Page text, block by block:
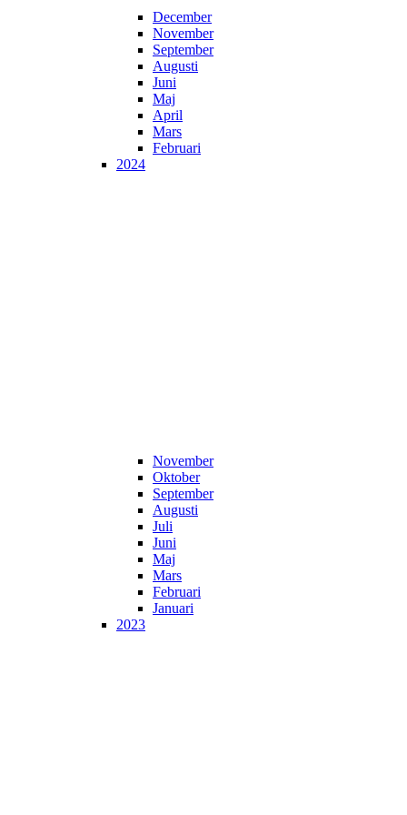
December
November
September
Augusti
Juni
Maj
April
Mars
Februari
2024
November
Oktober
September
Augusti
Juli
Juni
Maj
Mars
Februari
Januari
2023